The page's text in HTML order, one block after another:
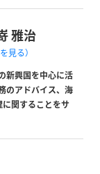
雅治
見る）
新興国を中心に活
のアドバイス、海
関することをサ